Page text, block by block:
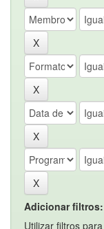
Adicionar filtros:
Utilizar filtros